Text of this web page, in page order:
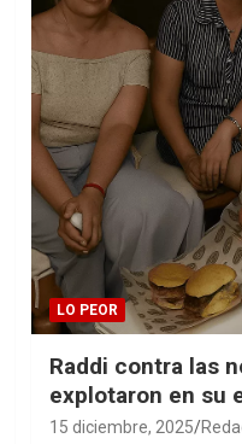
LO PEOR
Raddi contra las
explotaron en su
15 diciembre, 2025